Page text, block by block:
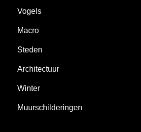
Vogels
Macro
Steden
Architectuur
Winter
Muurschilderingen